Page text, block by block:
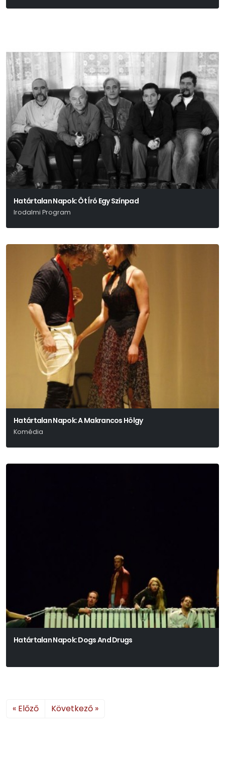
Határtalan Napok: Öt Író Egy Színpad
Irodalmi Program
Határtalan Napok: A Makrancos Hölgy
Komédia
Határtalan Napok: Dogs And Drugs
« Előző Következő »